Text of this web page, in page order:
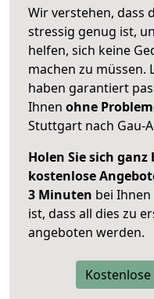
Wir verstehen, dass
stressig genug ist,
helfen, sich keine
machen zu müssen.
haben garantiert
Ihnen ohne
Stuttgart nach Gau-
Holen Sie sich
kostenlose
3 Minuten bei
ist, dass all dies zu
angeboten werden.